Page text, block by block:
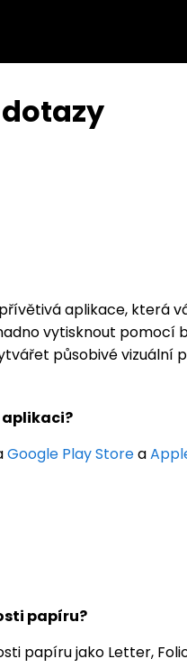
aplikace, která
vytisknout pomocí
působivé vizuální
aplikaci?
Google Play Storea
papíru?
papíru jako Letter,